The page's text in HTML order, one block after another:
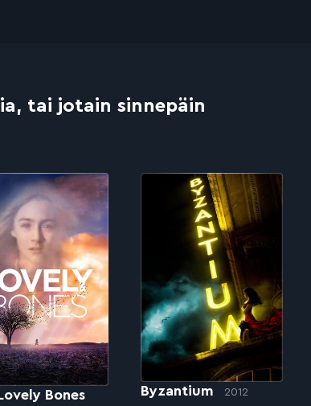
tai jotain sinnepäin
Bones Byzantium 2012